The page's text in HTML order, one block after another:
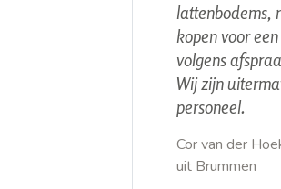
lattenbodems,
kopen voor
volgens
Wij zijn
personeel.
Cor van der
uit Brummen